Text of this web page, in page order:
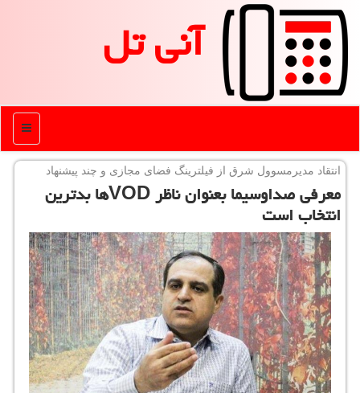
آنی تل
منو
انتقاد مدیرمسوول شرق از فیلترینگ فضای مجازی و چند پیشنهاد
معرفی صداوسیما بعنوان ناظر VODها بدترین
انتخاب است